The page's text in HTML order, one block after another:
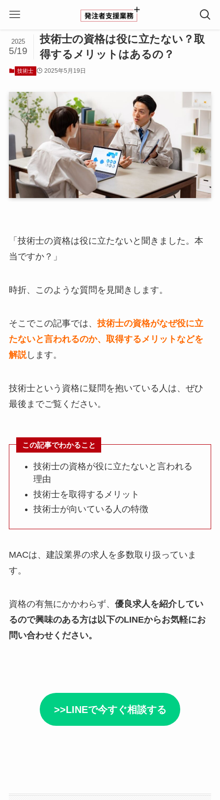
技術士の資格は役に立たない？取
得するメリットはあるの？
2025
5/19
技術士 2025年5月19日
「技術士の資格は役に立たないと聞きました。本
当ですか？」
時折、このような質問を見聞きします。
そこでこの記事では、技術士の資格がなぜ役に立
たないと言われるのか、取得するメリットなどを
解説します。
技術士という資格に疑問を抱いている人は、ぜひ
最後までご覧ください。
この記事でわかること
技術士の資格が役に立たないと言われる
理由
技術士を取得するメリット
技術士が向いている人の特徴
MACは、建設業界の求人を多数取り扱っていま
す。
資格の有無にかかわらず、 優良求人を紹介してい
るので興味のある方は以下のLINEからお気軽にお
問い合わせください。
>>LINEで今すぐ相談する